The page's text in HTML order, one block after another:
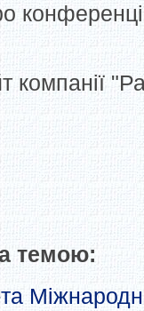
компанії
темою: